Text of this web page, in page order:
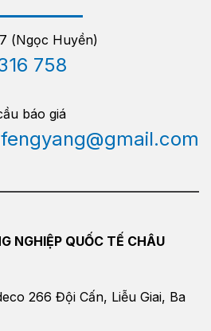
(Ngọc Huyền)
758
báo giá
NGHIỆP QUỐC TẾ CHÂU
266 Đội Cấn, Liễu Giai, Ba